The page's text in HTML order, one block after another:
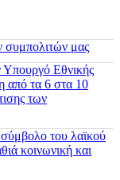
μας
Υπουργό Εθνικής
από τα 6 στα 10
των
του λαϊκού
κοινωνική και